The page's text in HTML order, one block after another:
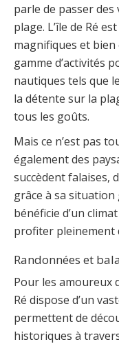
parle de passer des
plage. L’île de Ré
magnifiques et
gamme d’activités
nautiques tels que
la détente sur la
tous les goûts.
Mais ce n’est pas
également des
succèdent falaises,
grâce à sa situation
bénéficie d’un
profiter pleinement
Randonnées et
Pour les amoureux
Ré dispose d’un
permettent de
historiques à